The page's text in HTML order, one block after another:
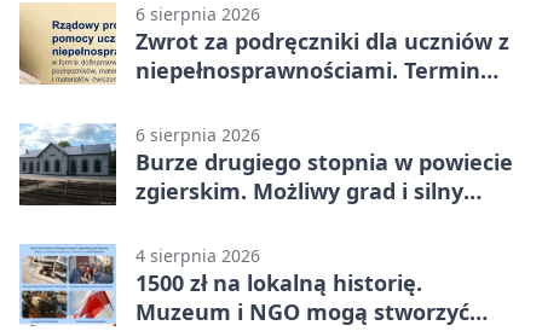
6 sierpnia 2026
Zwrot za podręczniki dla uczniów z
niepełnosprawnościami. Termin
6 sierpnia 2026
Burze drugiego stopnia w powiecie
zgierskim. Możliwy grad i silny
4 sierpnia 2026
1500 zł na lokalną historię.
Muzeum i NGO mogą stworzyć